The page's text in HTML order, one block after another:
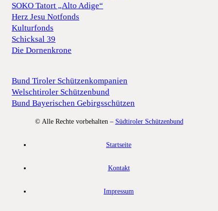
SOKO Tatort „Alto Adige“
Herz Jesu Notfonds
Kulturfonds
Schicksal 39
Die Dornenkrone
Bund Tiroler Schützenkompanien
Welschtiroler Schützenbund
Bund Bayerischen Gebirgsschützen
© Alle Rechte vorbehalten – Südtiroler Schützenbund
Startseite
Kontakt
Impressum